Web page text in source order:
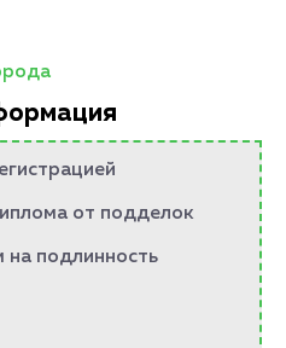
от подделок
на подлинность